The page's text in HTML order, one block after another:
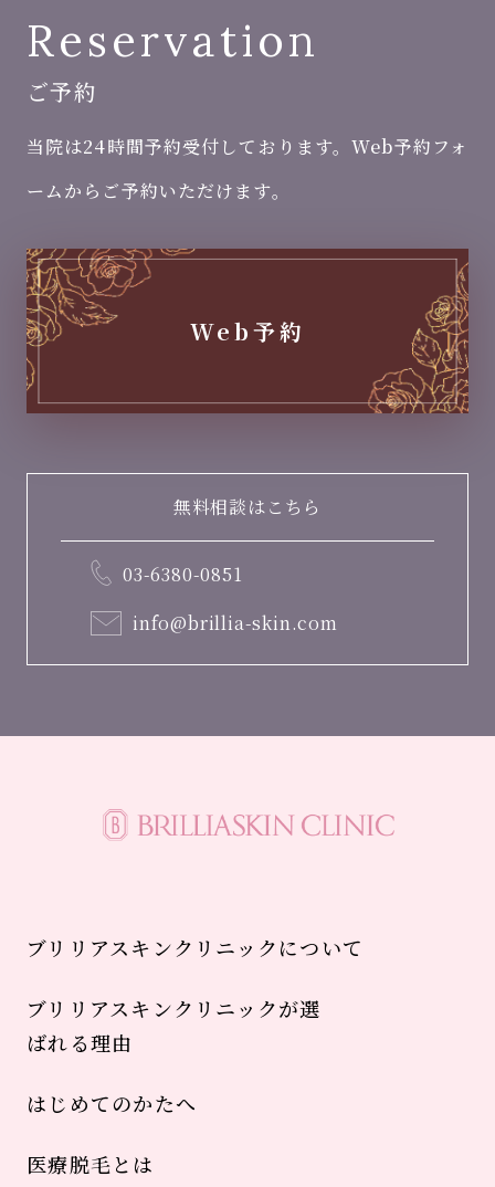
Reservation
ご予約
当院は24時間予約受付しております。Web予約フォ
ームからご予約いただけます。
Web予約
無料相談はこちら
03-6380-0851
info@brillia-skin.com
ブリリアスキンクリニックについて
ブリリアスキンクリニックが選
ばれる理由
はじめてのかたへ
医療脱毛とは